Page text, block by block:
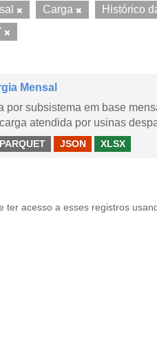
Carga Histórico
Mensal
por subsistema em base
atendida por usinas
PARQUET JSON XLSX
ter acesso a esses registros